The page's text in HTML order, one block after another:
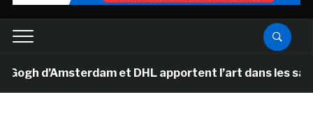
d’Amsterdam et DHL apportent l’art dans les salles